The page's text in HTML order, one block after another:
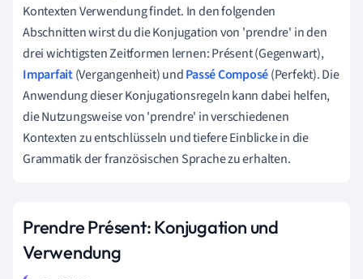
Kontexten Verwendung findet. In den folgenden
Abschnitten wirst du die Konjugation von 'prendre' in den
drei wichtigsten Zeitformen lernen: Présent (Gegenwart),
Imparfait(Vergangenheit) undPassé Composé(Perfekt). Die
Anwendung dieser Konjugationsregeln kann dabei helfen,
die Nutzungsweise von 'prendre' in verschiedenen
Kontexten zu entschlüsseln und tiefere Einblicke in die
Grammatik der französischen Sprache zu erhalten.
Prendre Présent: Konjugation und
Verwendung